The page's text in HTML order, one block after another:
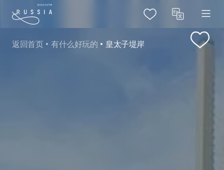
返回首页 有什么好玩的 皇太子堤岸